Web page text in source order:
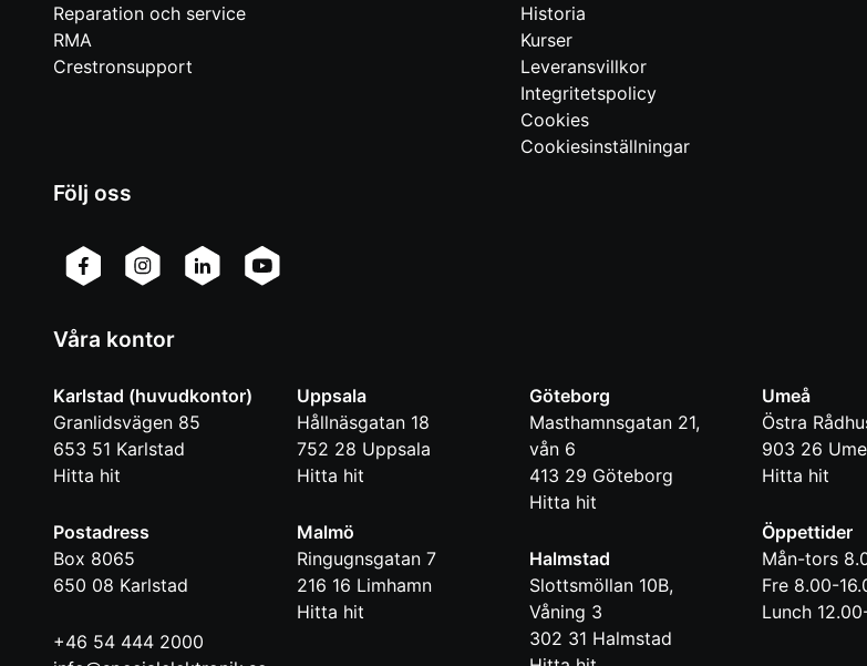
Reparation och service
RMA
Crestronsupport
Historia
Kurser
Leveransvillkor
Integritetspolicy
Cookies
Cookiesinställningar
Följ oss
Våra kontor
Karlstad (huvudkontor)
Granlidsvägen 85
653 51 Karlstad
Hitta hit
Postadress
Box 8065
650 08 Karlstad
+46 54 444 2000
Uppsala
Hållnäsgatan 18
752 28 Uppsala
Hitta hit
Malmö
Ringugnsgatan 7
216 16 Limhamn
Hitta hit
Göteborg
Masthamnsgatan 21,
vån 6
413 29 Göteborg
Hitta hit
Halmstad
Slottsmöllan 10B,
Våning 3
302 31 Halmstad
Umeå
Östra
903 26
Hitta hit
Öppettider
Mån-tors
Fre 8.00-
Lunch